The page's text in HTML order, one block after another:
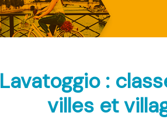
Lavatoggio :
villes et